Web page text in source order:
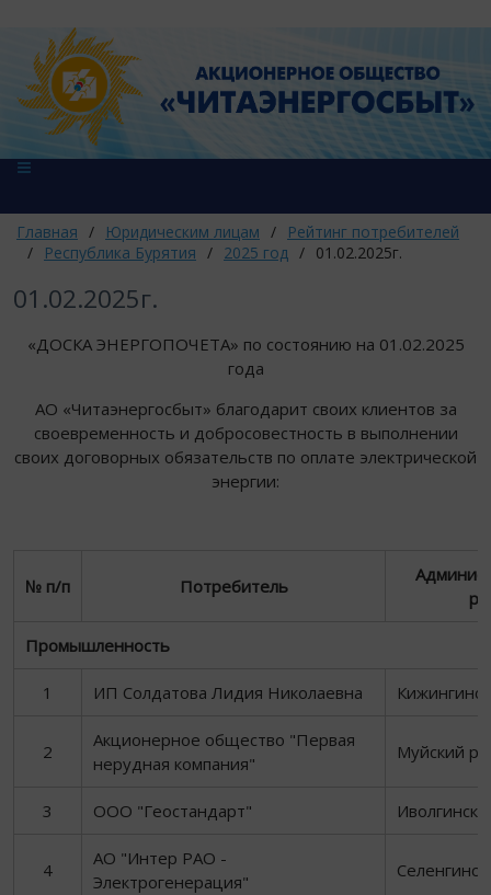
Главная / Юридическим лицам /
Рейтинг потребителей
/
Республика Бурятия / 2025 год / 01.02.2025г.
01.02.2025г.
«ДОСКА ЭНЕРГОПОЧЕТА» по состоянию на 01.02.2025
года
АО «Читаэнергосбыт» благодарит своих клиентов за
своевременность и добросовестность в выполнении
своих договорных обязательств по оплате электрической
энергии:
№ п/п Потребитель
Промышленность
1 ИП Солдатова Лидия Николаевна
2
Акционерное общество "Первая
нерудная компания"
Муйский
3 ООО "Геостандарт"
4
АО "Интер РАО -
Электрогенерация"